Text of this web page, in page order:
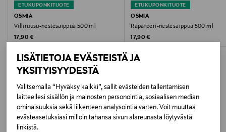
LISÄTIETOJA EVÄSTEISTÄ JA
YKSITYISYYDESTÄ
Valitsemalla “Hyväksy kaikki”, sallit evästeiden tallentamisen
laitteellesi sisällön ja mainosten personointia, sosiaalisen median
ominaisuuksia sekä liikenteen analysointia varten. Voit muuttaa
evästeasetuksiasi milloin tahansa sivun alareunasta löytyvästä
linkistä.
Ainesosaluettelo
AQUA, SODIUM COCOATE, SUCROSE,PROPYLENE
GLYCOL, SODIUM RICINOLEATE, GLYCERIN, SODIUM
STEARATE, TOCOPHEROL, TETRASODIUM
GLUTAMATE DIACETATE,&nbsp;PARFUM, TERPINEOL,
Valmistusmaa
Suomi
ETUKUPONKITUOTE
OSMIA
Villiruusu-nestesaippua 500 ml
Original Price
17,90 €
ETUKUPONKITUOTE
OSMIA
Raparperi-nestesaippua 500 ml
Original Price
17,90 €
LISÄÄ KIINNOSTAVIA
TUOTTEITA